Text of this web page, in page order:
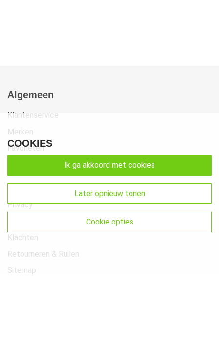
Algemeen
Klantenservice
Merken
Favorieten
Privacy
Klachten
Retourneren & Ruilen
Sitemap
COOKIES
ik ga akkoord met cookies
later opnieuw tonen
cookie opties